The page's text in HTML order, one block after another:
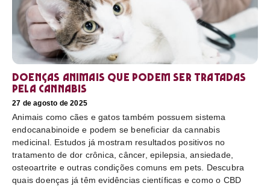
Doenças animais que podem ser tratadas
pela cannabis
27 de agosto de 2025
Animais como cães e gatos também possuem sistema
endocanabinoide e podem se beneficiar da cannabis
medicinal. Estudos já mostram resultados positivos no
tratamento de dor crônica, câncer, epilepsia, ansiedade,
osteoartrite e outras condições comuns em pets. Descubra
quais doenças já têm evidências científicas e como o CBD